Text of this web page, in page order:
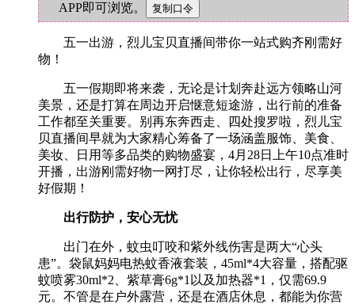
APP即可浏览。
五一出游，烈儿宝贝直播间带你一站式购齐刚需好
物！
五一假期即将来袭，无论是计划奔赴远方领略山河
美景，还是打算在周边开启惬意短途游，出行前的准备
工作都至关重要。别再东奔西走、四处搜罗啦，烈儿宝
贝直播间早就为大家精心筹备了一场涵盖服饰、美食、
美妆、日用等多品类的购物盛宴，4月28日上午10点准时
开播，出游刚需好物一网打尽，让你轻松出行，尽享美
好假期！
出行防护，安心无忧
出门在外，蚊虫叮咬和紫外线伤害是两大“心头
患”。袋鼠妈妈电热蚊香液套装，45ml*4大容量，搭配驱
蚊喷雾30ml*2、紫草膏6g*1以及加热器*1，仅需69.9
元。不管是在户外露营，还是在酒店休息，都能为你营